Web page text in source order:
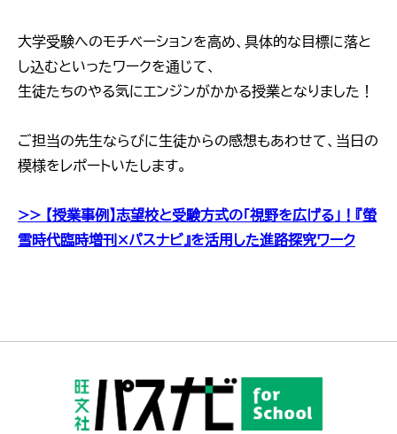
大学受験へのモチベーションを高め、具体的な目標に落と
し込むといったワークを通じて、
生徒たちのやる気にエンジンがかかる授業となりました！
ご担当の先生ならびに生徒からの感想もあわせて、当日の
模様をレポートいたします。
>> 【授業事例】志望校と受験方式の「視野を広げる」！『螢
雪時代臨時増刊×パスナビ』を活用した進路探究ワーク